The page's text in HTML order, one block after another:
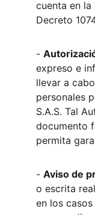
cuenta en la
Decreto
-
expreso e
llevar a
personales
S.A.S. Tal
documento
permita
- Aviso de
o escrita
en los